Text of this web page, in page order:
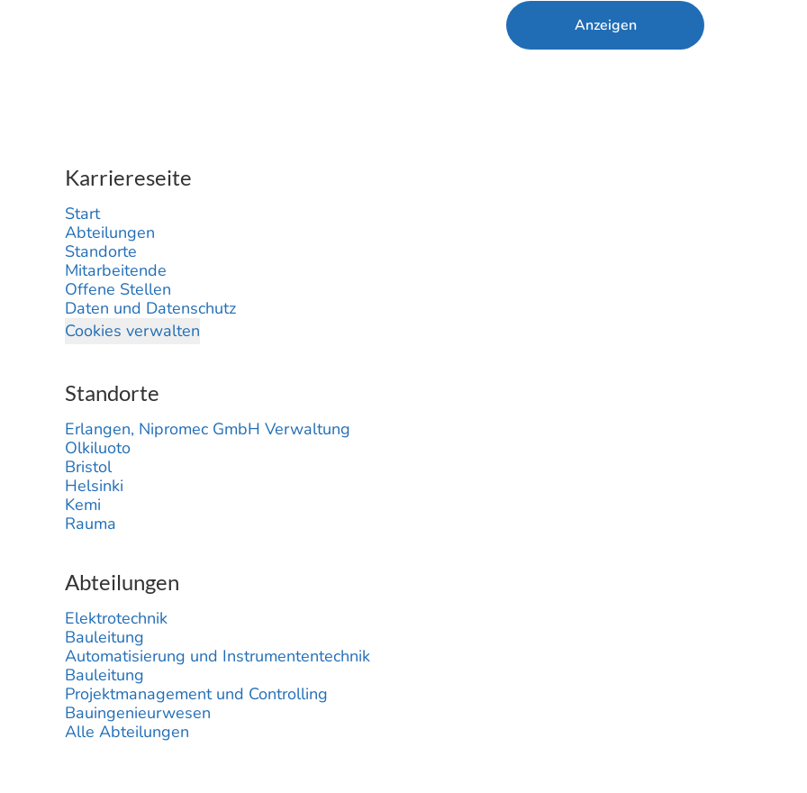
Anzeigen
Karriereseite
Start
Abteilungen
Standorte
Mitarbeitende
Offene Stellen
Daten und Datenschutz
Cookies verwalten
Standorte
Erlangen, Nipromec GmbH Verwaltung
Olkiluoto
Bristol
Helsinki
Kemi
Rauma
Abteilungen
Elektrotechnik
Bauleitung
Automatisierung und Instrumententechnik
Bauleitung
Projektmanagement und Controlling
Bauingenieurwesen
Alle Abteilungen